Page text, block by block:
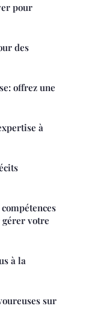
pour
des
offrez une
à
votre
à la
sur